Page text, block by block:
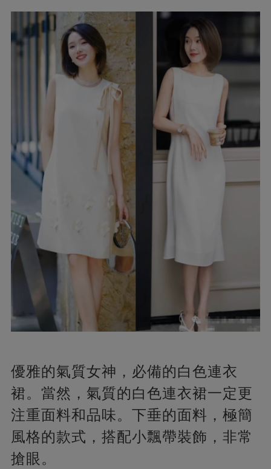
優雅的氣質女神，必備的白色連衣
裙。當然，氣質的白色連衣裙一定更
注重面料和品味。下垂的面料，極簡
風格的款式，搭配小飄帶裝飾，非常
搶眼。